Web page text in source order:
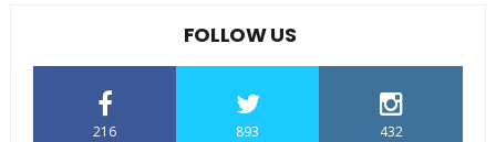
FOLLOW US
216 893 432